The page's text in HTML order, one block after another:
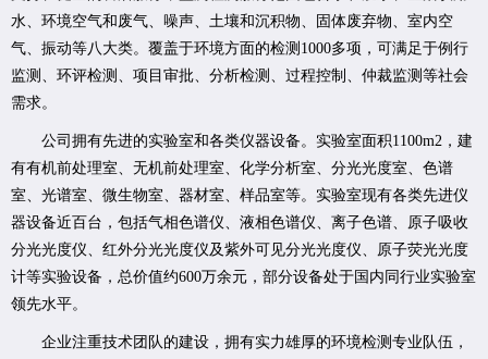
水、环境空气和废气、噪声、土壤和沉积物、固体废弃物、室内空
气、振动等八大类。覆盖于环境方面的检测1000多项，可满足于例行
监测、环评检测、项目审批、分析检测、过程控制、仲裁监测等社会
需求。
公司拥有先进的实验室和各类仪器设备。实验室面积1100m2，建
有有机前处理室、无机前处理室、化学分析室、分光光度室、色谱
室、光谱室、微生物室、器材室、样品室等。实验室现有各类先进仪
器设备近百台，包括气相色谱仪、液相色谱仪、离子色谱、原子吸收
分光光度仪、红外分光光度仪及紫外可见分光光度仪、原子荧光光度
计等实验设备，总价值约600万余元，部分设备处于国内同行业实验室
领先水平。
企业注重技术团队的建设，拥有实力雄厚的环境检测专业队伍，